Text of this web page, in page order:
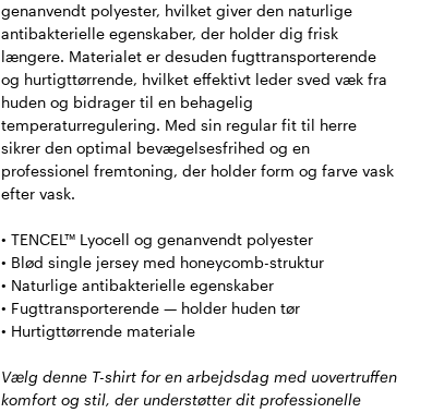
genanvendt polyester, hvilket giver den naturlige
antibakterielle egenskaber, der holder dig frisk
længere. Materialet er desuden fugttransporterende
og hurtigttørrende, hvilket effektivt leder sved væk fra
huden og bidrager til en behagelig
temperaturregulering. Med sin regular fit til herre
sikrer den optimal bevægelsesfrihed og en
professionel fremtoning, der holder form og farve vask
efter vask.
• TENCEL™ Lyocell og genanvendt polyester
• Blød single jersey med honeycomb-struktur
• Naturlige antibakterielle egenskaber
• Fugttransporterende — holder huden tør
• Hurtigttørrende materiale
Vælg denne T-shirt for en arbejdsdag med uovertruffen
komfort og stil, der understøtter dit professionelle